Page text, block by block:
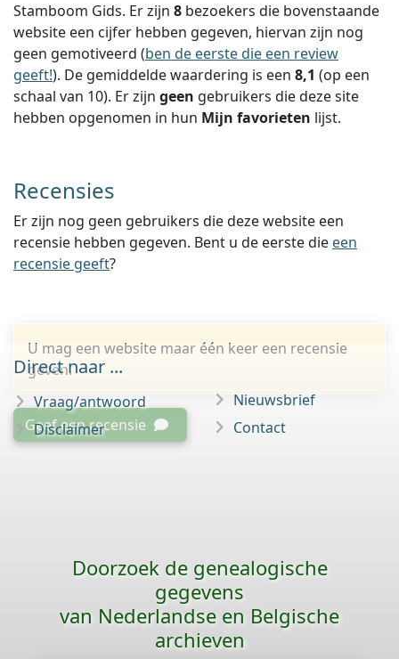
Stamboom Gids. Er zijn 8 bezoekers die bovenstaande
website een cijfer hebben gegeven, hiervan zijn nog
geen gemotiveerd (ben de eerste die een review
geeft!). De gemiddelde waardering is een 8,1 (op een
schaal van 10). Er zijn geen gebruikers die deze site
hebben opgenomen in hun Mijn favorieten lijst.
Recensies
Er zijn nog geen gebruikers die deze website een
recensie hebben gegeven. Bent u de eerste die een
recensie geeft?
U mag een website maar één keer een recensie
geven.
Geef een recensie
Direct naar ...
Vraag/antwoord
Disclaimer
Nieuwsbrief
Contact
Doorzoek de genealogische
gegevens
van Nederlandse en Belgische
archieven